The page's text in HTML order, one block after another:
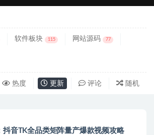
软件板块 115 网站源码 77
热度 更新 评论 随机
抖音TK全品类矩阵量产爆款视频攻略